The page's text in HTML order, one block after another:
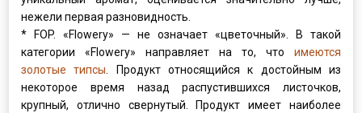
нежели первая разновидность.
* FOP. «Flowery» — не означает «цветочный». В такой
категории «Flowery» направляет на то, что имеются
золотые типсы . Продукт относящийся к достойным из
некоторое время назад распустившихся листочков,
крупный, отлично свернутый. Продукт имеет наиболее